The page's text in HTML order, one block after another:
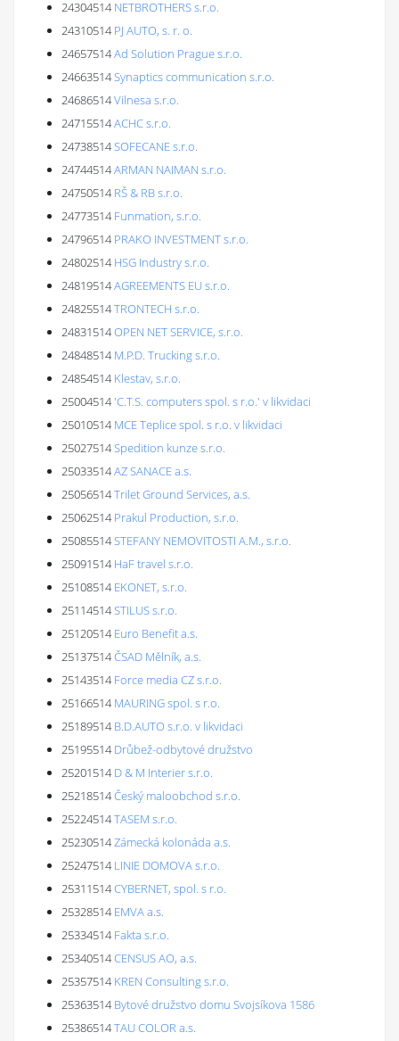
24304514 NETBROTHERS s.r.o.
24310514 PJ AUTO, s. r. o.
24657514Ad Solution Prague s.r.o.
24663514Synaptics communication s.r.o.
24686514Vilnesa s.r.o.
24715514ACHC s.r.o.
24738514SOFECANE s.r.o.
24744514ARMAN NAIMAN s.r.o.
24750514 RŠ & RB s.r.o.
24773514 Funmation, s.r.o.
24796514 PRAKO INVESTMENT s.r.o.
24802514 HSG Industry s.r.o.
24819514AGREEMENTS EU s.r.o.
24825514TRONTECH s.r.o.
24831514OPEN NET SERVICE, s.r.o.
24848514 M.P.D. Trucking s.r.o.
24854514 Klestav, s.r.o.
25004514'C.T.S. computers spol. s r.o.' v likvidaci
25010514 MCE Teplice spol. s r.o. v likvidaci
25027514Spedition kunze s.r.o.
25033514AZ SANACE a.s.
25056514Trilet Ground Services, a.s.
25062514 Prakul Production, s.r.o.
25085514STEFANY NEMOVITOSTI A.M., s.r.o.
25091514 HaF travel s.r.o.
25108514 EKONET, s.r.o.
25114514STILUS s.r.o.
25120514 Euro Benefit a.s.
25137514ČSAD Mělník, a.s.
25143514 Force media CZ s.r.o.
25166514 MAURING spol. s r.o.
25189514 B.D.AUTO s.r.o. v likvidaci
25195514 Drůbež-odbytové družstvo
25201514 D & M Interier s.r.o.
25218514Český maloobchod s.r.o.
25224514TASEM s.r.o.
25230514Zámecká kolonáda a.s.
25247514 LINIE DOMOVA s.r.o.
25311514CYBERNET, spol. s r.o.
25328514 EMVA a.s.
25334514 Fakta s.r.o.
25340514CENSUS AO, a.s.
25357514 KREN Consulting s.r.o.
25363514 Bytové družstvo domu Svojsíkova 1586
25386514TAU COLOR a.s.